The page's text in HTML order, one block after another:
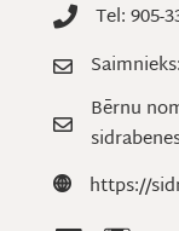
Tel: 905-335-
Tel: 905-
Saimnieks:
Bērnu
Bērnu
Website:
https://